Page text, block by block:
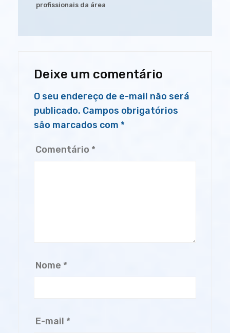
profissionais da área
Deixe um comentário
O seu endereço de e-mail não será
publicado. Campos obrigatórios
são marcados com *
Comentário *
Nome *
E-mail *